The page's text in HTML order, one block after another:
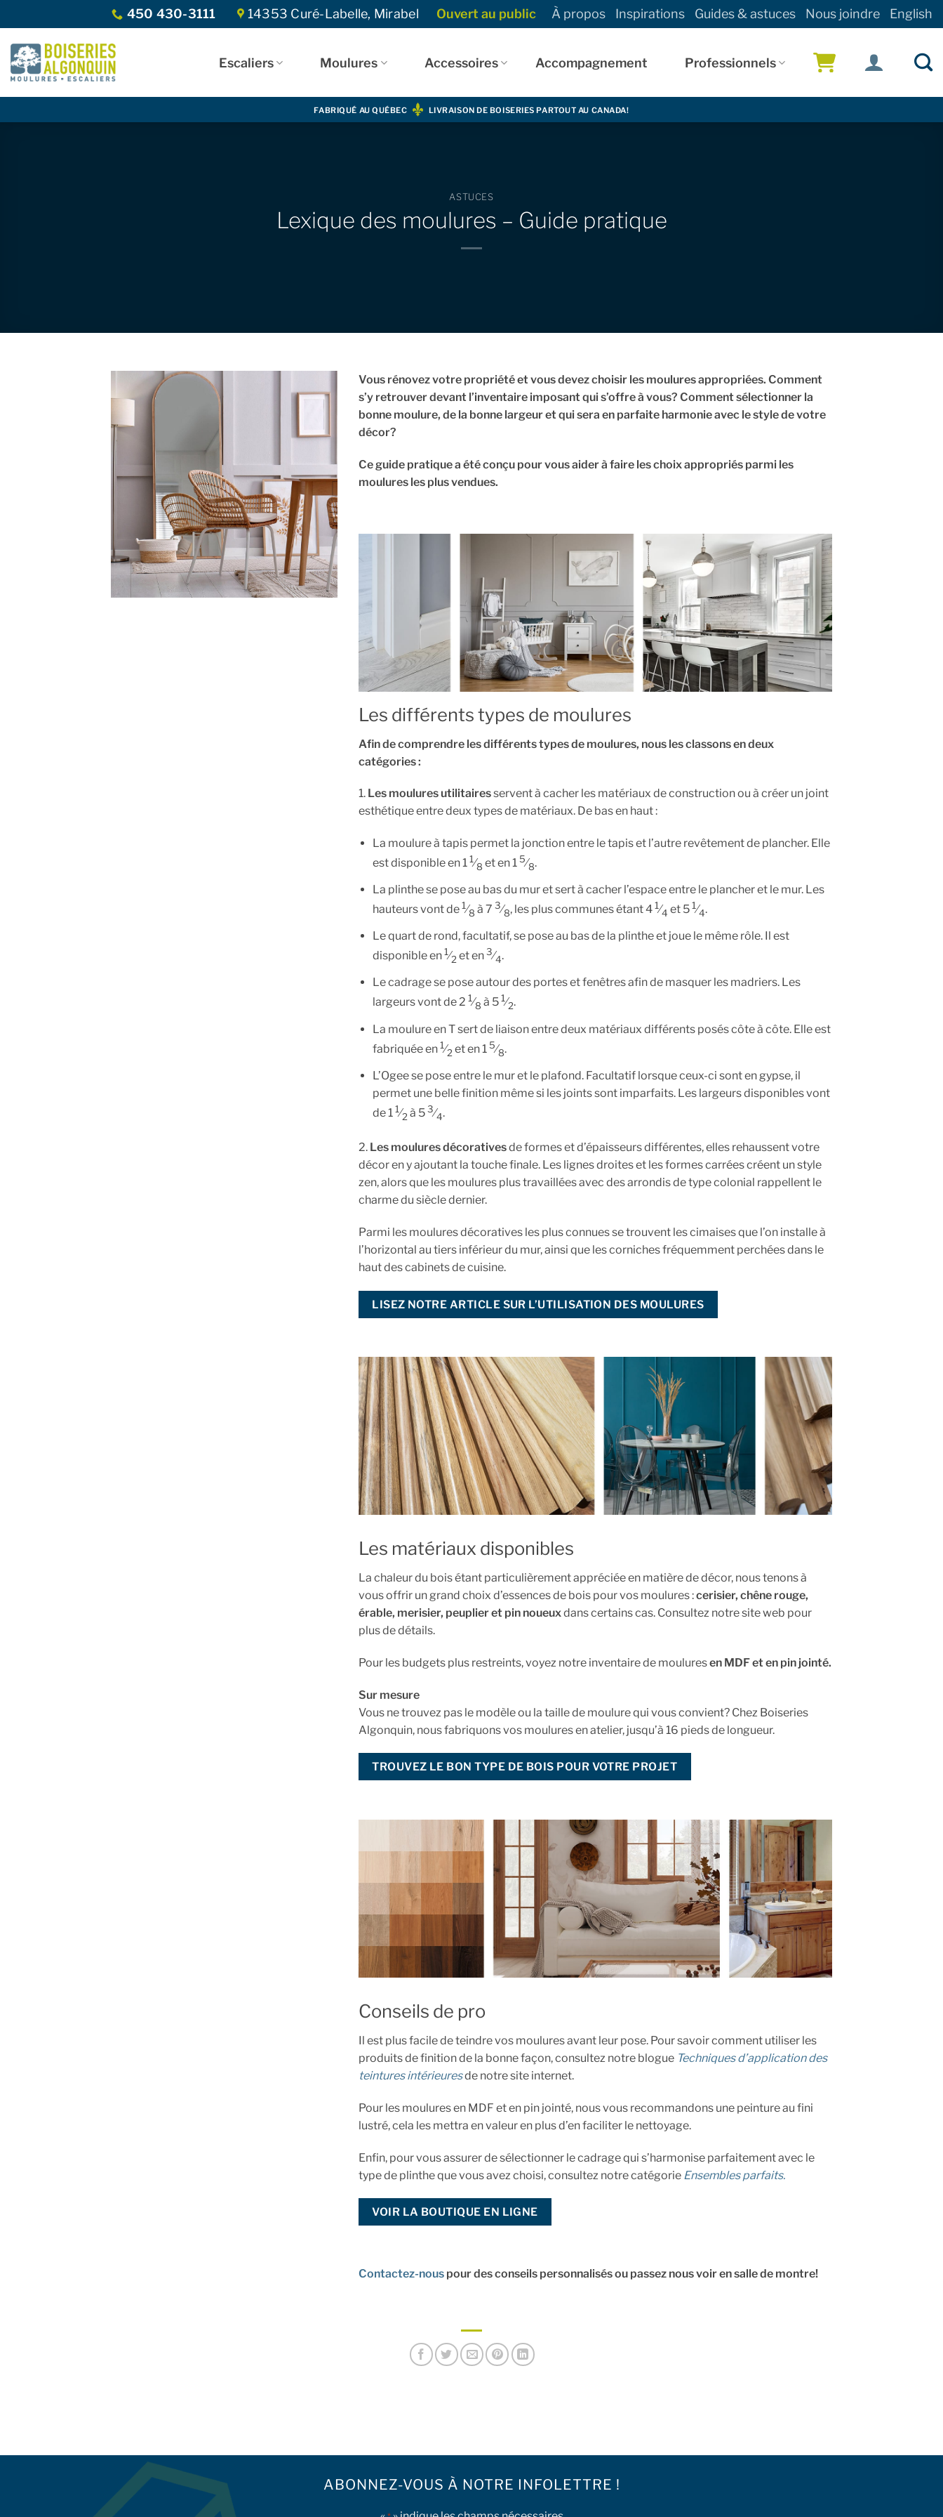
to
content
14353 Curé-Labelle, Mirabel
450 430-3111 Ouvert au public À propos Inspirations Guides & astuces Nous joindre English
Escaliers Moulures Accessoires Accompagnement Professionnels
FABRIQUÉ AU QUÉBEC LIVRAISON DE BOISERIES PARTOUT AU CANADA!
ASTUCES
Lexique des moulures – Guide pratique
Vous rénovez votre propriété et vous devez choisir les moulures appropriées. Comment
s’y retrouver devant l’inventaire imposant qui s’offre à vous? Comment sélectionner la
bonne moulure, de la bonne largeur et qui sera en parfaite harmonie avec le style de votre
décor?
Ce guide pratique a été conçu pour vous aider à faire les choix appropriés parmi les
moulures les plus vendues.
Les différents types de moulures
Afin de comprendre les différents types de moulures, nous les classons en deux
catégories :
1. Les moulures utilitairesservent à cacher les matériaux de construction ou à créer un joint
esthétique entre deux types de matériaux. De bas en haut :
La moulure à tapis permet la jonction entre le tapis et l’autre revêtement de plancher. Elle
est disponible en 11⁄8 et en 15⁄8.
La plinthe se pose au bas du mur et sert à cacher l’espace entre le plancher et le mur. Les
hauteurs vont de1⁄8 à 73⁄8, les plus communes étant 41⁄4 et 51⁄4.
Le quart de rond, facultatif, se pose au bas de la plinthe et joue le même rôle. Il est
disponible en1⁄2 et en3⁄4.
Le cadrage se pose autour des portes et fenêtres afin de masquer les madriers. Les
largeurs vont de 21⁄8 à 51⁄2.
La moulure en T sert de liaison entre deux matériaux différents posés côte à côte. Elle est
fabriquée en1⁄2 et en 15⁄8.
L’Ogee se pose entre le mur et le plafond. Facultatif lorsque ceux-ci sont en gypse, il
permet une belle finition même si les joints sont imparfaits. Les largeurs disponibles vont
de 11⁄2 à 53⁄4.
2. Les moulures décorativesde formes et d’épaisseurs différentes, elles rehaussent votre
décor en y ajoutant la touche finale. Les lignes droites et les formes carrées créent un style
zen, alors que les moulures plus travaillées avec des arrondis de type colonial rappellent le
charme du siècle dernier.
Parmi les moulures décoratives les plus connues se trouvent les cimaises que l’on installe à
l’horizontal au tiers inférieur du mur, ainsi que les corniches fréquemment perchées dans le
haut des cabinets de cuisine.
LISEZ NOTRE ARTICLE SUR L’UTILISATION DES MOULURES
Les matériaux disponibles
La chaleur du bois étant particulièrement appréciée en matière de décor, nous tenons à
vous offrir un grand choix d’essences de bois pour vos moulures :cerisier, chêne rouge,
érable, merisier, peuplier et pin noueuxdans certains cas. Consultez notre site web pour
plus de détails.
Pour les budgets plus restreints, voyez notre inventaire de mouluresen MDF et en pin jointé.
Sur mesure
Vous ne trouvez pas le modèle ou la taille de moulure qui vous convient? Chez Boiseries
Algonquin, nous fabriquons vos moulures en atelier, jusqu’à 16 pieds de longueur.
TROUVEZ LE BON TYPE DE BOIS POUR VOTRE PROJET
Conseils de pro
Il est plus facile de teindre vos moulures avant leur pose. Pour savoir comment utiliser les
produits de finition de la bonne façon, consultez notre blogue Techniques d’application des
teintures intérieuresde notre site internet.
Pour les moulures en MDF et en pin jointé, nous vous recommandons une peinture au fini
lustré, cela les mettra en valeur en plus d’en faciliter le nettoyage.
Enfin, pour vous assurer de sélectionner le cadrage qui s’harmonise parfaitement avec le
type de plinthe que vous avez choisi, consultez notre catégorie Ensembles parfaits.
VOIR LA BOUTIQUE EN LIGNE
Contactez-nouspour des conseils personnalisés ou passez nous voir en salle de montre!
ABONNEZ-VOUS À NOTRE INFOLETTRE !